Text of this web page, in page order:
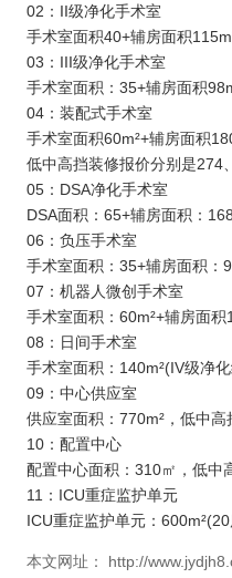
02： II级净化手术室
手术室面积40+辅房面积
03： III级净化手术室
手术室面积：35+辅房面积
04： 装配式手术室
手术室面积60m²+辅房面积
低中高挡装修报价分别是274
05： DSA净化手术室
DSA面积：65+辅房面积：
06： 负压手术室
手术室面积：35+辅房面积：
07： 机器人微创手术室
手术室面积：60m²+辅房面积
08： 日间手术室
手术室面积：140m²(IV级净
09： 中心供应室
供应室面积：770m²，低中
10： 配置中心
配置中心面积：310㎡，低中
11： ICU重症监护单元
ICU重症监护单元：
本文网址： http://